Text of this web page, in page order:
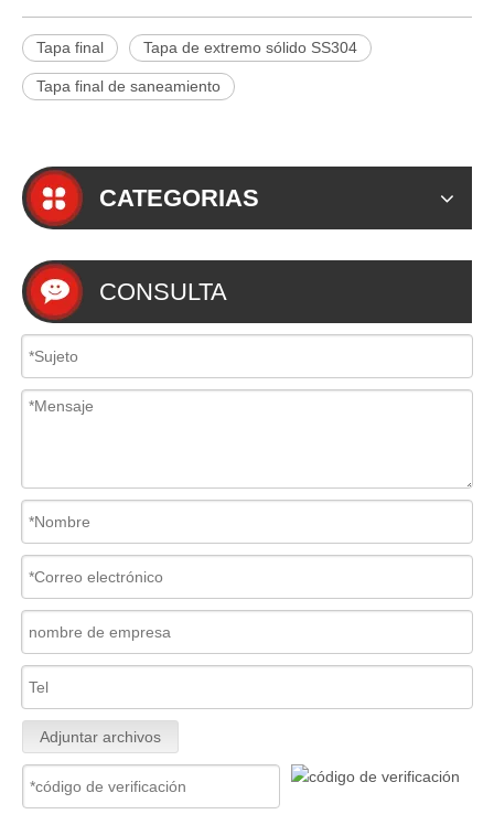
Tapa final Tapa de extremo sólido SS304
Tapa final de saneamiento
CATEGORIAS
CONSULTA
Adjuntar archivos